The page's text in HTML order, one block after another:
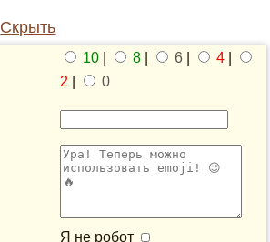
Скрыть
10 8 6 4
2
0
Я не робот